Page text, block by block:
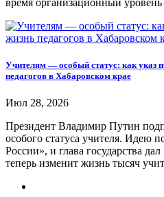
Учителям — особый статус: как указ
педагогов в Хабаровском крае
Июл 28, 2026
Президент Владимир Путин
особого статуса учителя. Идею
России», и глава государства
теперь изменит жизнь тысяч